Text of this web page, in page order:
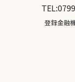
登録金融